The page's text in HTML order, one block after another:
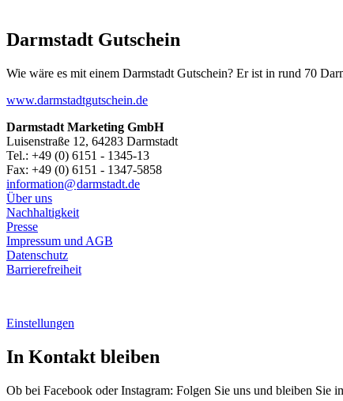
Darmstadt Gutschein
Wie wäre es mit einem Darmstadt Gutschein? Er ist in rund 70
www.darmstadtgutschein.de
Darmstadt Marketing GmbH
Luisenstraße 12, 64283 Darmstadt
Tel.: +49 (0) 6151 - 1345-13
Fax: +49 (0) 6151 - 1347-5858
information@darmstadt.de
Über uns
Nachhaltigkeit
Presse
Impressum und AGB
Datenschutz
Barrierefreiheit
Einstellungen
In Kontakt bleiben
Ob bei Facebook oder Instagram: Folgen Sie uns und bleiben Sie